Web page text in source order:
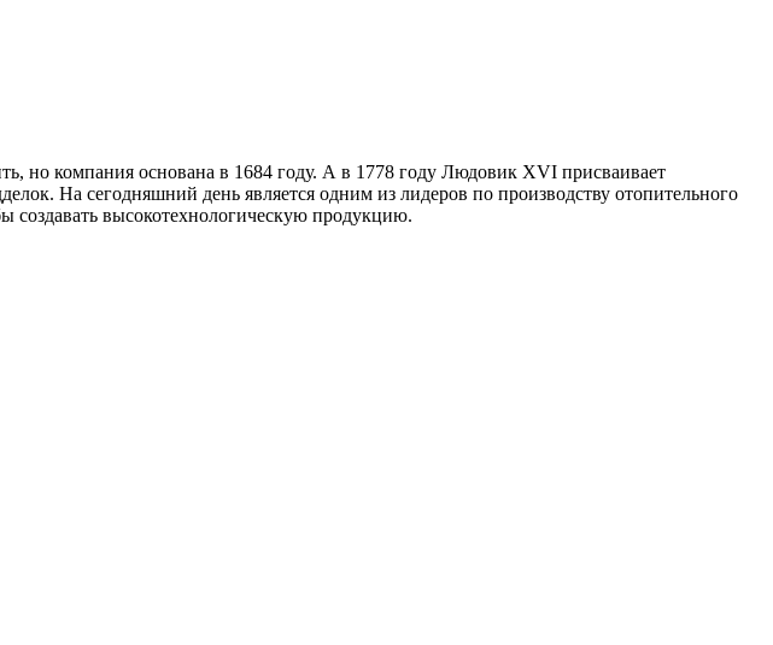
но компания основана в 1684 году. А в 1778 году Людовик XVI присваивает
На сегодняшний день является одним из лидеров по производству отопительного
создавать высокотехнологическую продукцию.